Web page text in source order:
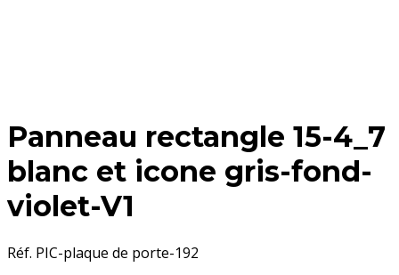
Panneau rectangle 15-4_7
blanc et icone gris-fond-
violet-V1
Réf. PIC-plaque de porte-192